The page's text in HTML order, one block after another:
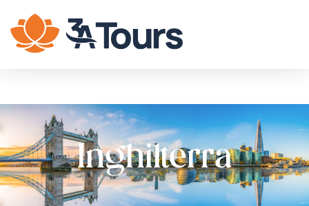
Inghilterra